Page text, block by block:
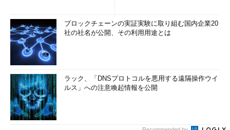
ブロックチェーンの実証実験に取り組む国内企業20
社の社名が公開、その利用用途とは
ラック、「DNSプロトコルを悪用する遠隔操作ウイ
ルス」への注意喚起情報を公開